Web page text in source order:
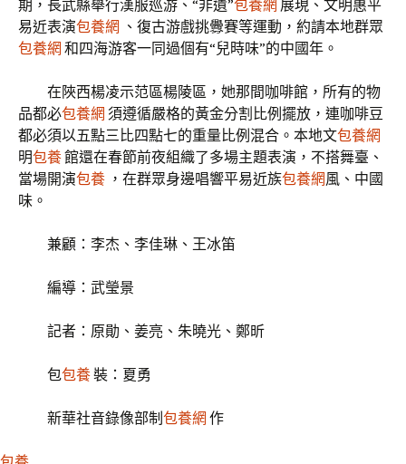
期，長武縣舉行漢服巡游、“非遺”包養網 展現、文明惠平
易近表演包養網 、復古游戲挑釁賽等運動，約請本地群眾
包養網 和四海游客一同過個有“兒時味”的中國年。
在陜西楊凌示范區楊陵區，她那間咖啡館，所有的物
品都必包養網 須遵循嚴格的黃金分割比例擺放，連咖啡豆
都必須以五點三比四點七的重量比例混合。本地文包養網
明包養館還在春節前夜組織了多場主題表演，不搭舞臺、
當場開演包養 ，在群眾身邊唱響平易近族包養網風、中國
味。
兼顧：李杰、李佳琳、王冰笛
編導：武瑩景
記者：原勛、姜亮、朱曉光、鄭昕
包包養裝：夏勇
新華社音錄像部制包養網 作